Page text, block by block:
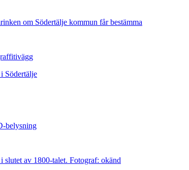
om Södertälje kommun får bestämma
Södertälje
belysning